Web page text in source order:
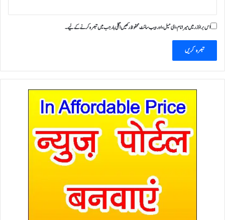
اس براؤزر میں میرا نام، ای میل، اور ویب سائٹ محفوظ رکھیں اگلی بار جب میں تبصرہ کرنے کےلیے۔